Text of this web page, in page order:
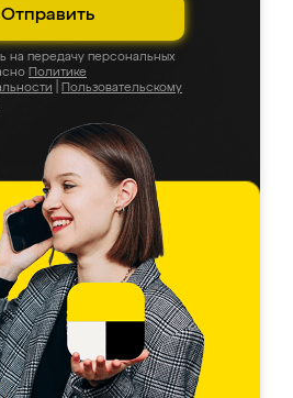
Отправить
на передачу персональных
Политике
Пользовательскому